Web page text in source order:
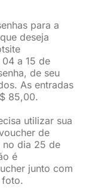
para a
deseja
a 15 de
de seu
As entradas
85,00.
utilizar sua
de
no dia 25 de
é
junto com
foto.